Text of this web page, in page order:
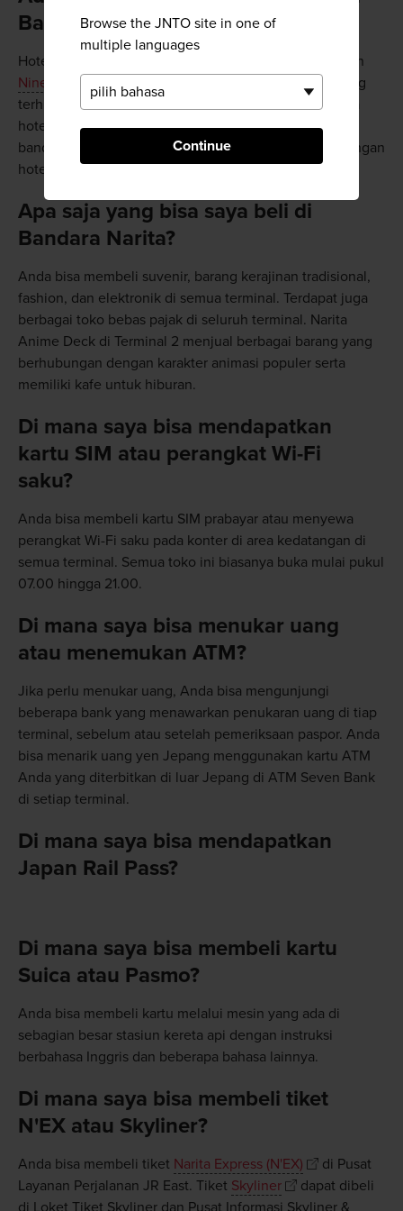
Browse the JNTO site in one of
multiple languages
Continue
Bandara Narita?
Hotel terdekat untuk penerbangan internasional adalah
Nine Hours Bandara Narita
, sebuah hotel kapsul yang
terhubung langsung dengan Terminal 2. Ada beberapa
hotel yang dapat ditempuh dalam waktu 10 menit dari
bandara dengan bus antar jemput gratis, termasuk jaringan
hotel terkemuka seperti Hilton dan Hotel Nikko.
Apa saja yang bisa saya beli di
Bandara Narita?
Anda bisa membeli suvenir, barang kerajinan tradisional,
fashion, dan elektronik di semua terminal. Terdapat juga
berbagai toko bebas pajak di seluruh terminal. Narita
Anime Deck di Terminal 2 menjual berbagai barang yang
berhubungan dengan karakter animasi populer serta
memiliki kafe untuk hiburan.
Di mana saya bisa mendapatkan
kartu SIM atau perangkat Wi-Fi
saku?
Anda bisa membeli kartu SIM prabayar atau menyewa
perangkat Wi-Fi saku pada konter di area kedatangan di
semua terminal. Semua toko ini biasanya buka mulai pukul
07.00 hingga 21.00.
Di mana saya bisa menukar uang
atau menemukan ATM?
Jika perlu menukar uang, Anda bisa mengunjungi
beberapa bank yang menawarkan penukaran uang di tiap
terminal, sebelum atau setelah pemeriksaan paspor. Anda
bisa menarik uang yen Jepang menggunakan kartu ATM
Anda yang diterbitkan di luar Jepang di ATM Seven Bank
di setiap terminal.
Di mana saya bisa mendapatkan
Japan Rail Pass?
Di mana saya bisa membeli kartu
Suica atau Pasmo?
Anda bisa membeli kartu melalui mesin yang ada di
sebagian besar stasiun kereta api dengan instruksi
berbahasa Inggris dan beberapa bahasa lainnya.
Di mana saya bisa membeli tiket
N'EX atau Skyliner?
Anda bisa membeli tiket Narita Express (N'EX)
di Pusat
Layanan Perjalanan JR East. Tiket Skyliner
dapat dibeli
di Loket Tiket Skyliner dan Pusat Informasi Skyliner &